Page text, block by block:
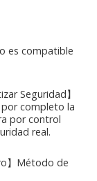
es compatible
Seguridad】
completo la
por control
real.
】Método de